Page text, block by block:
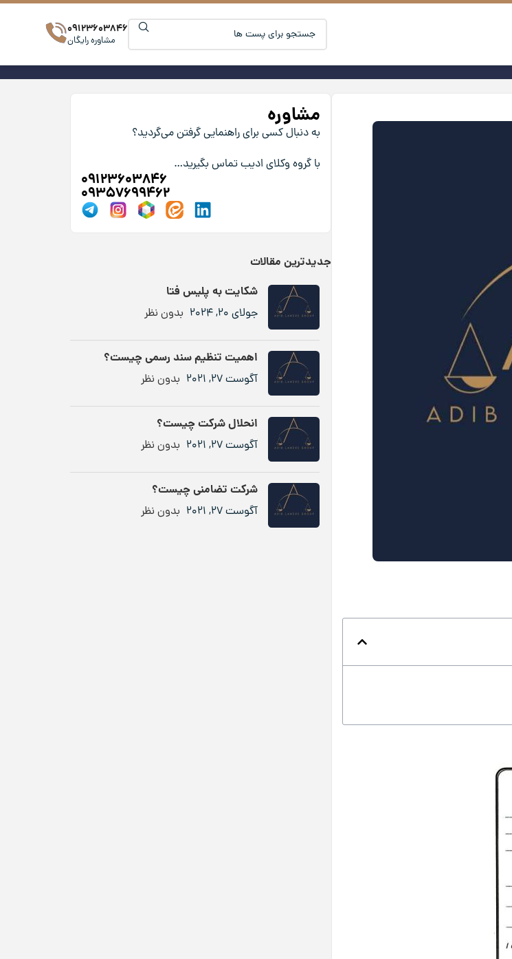
09123603846
مشاوره رایگان
مشاوره
به دنبال کسی برای راهنمایی گرفتن می‌گردید؟
با گروه وکلای ادیب تماس بگیرید…
09123603846
09357699462
جدیدترین مقالات
شکایت به پلیس فتا
جولای 20, 2024 بدون نظر
اهمیت تنظیم سند رسمی چیست؟
آگوست 27, 2021 بدون نظر
انحلال شرکت چیست؟
آگوست 27, 2021 بدون نظر
شرکت تضامنی چیست؟
آگوست 27, 2021 بدون نظر